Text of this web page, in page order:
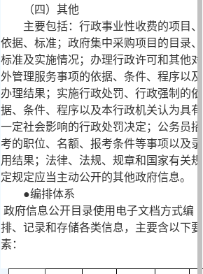
（四）其他
主要包括：行政事业性收费的项目、
依据、标准；政府集中采购项目的目录、
标准及实施情况；办理行政许可和其他对
外管理服务事项的依据、条件、程序以及
办理结果；实施行政处罚、行政强制的依
据、条件、程序以及本行政机关认为具有
一定社会影响的行政处罚决定；公务员招
考的职位、名额、报考条件等事项以及录
用结果；法律、法规、规章和国家有关规
定规定应当主动公开的其他政府信息。
●编排体系
政府信息公开目录使用电子文档方式编
排、记录和存储各类信息，主要含以下要
素：